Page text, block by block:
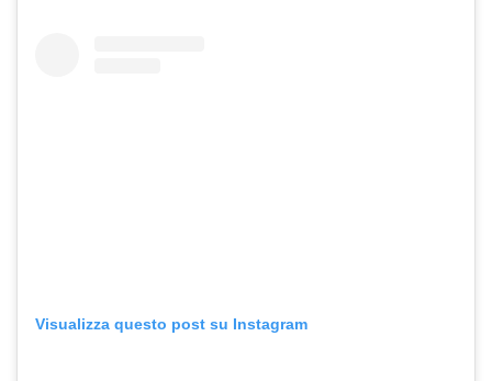
Visualizza questo post su Instagram